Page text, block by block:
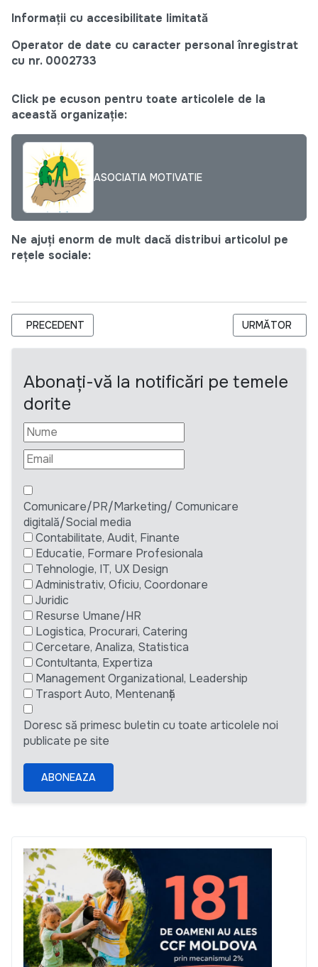
Informații cu accesibilitate limitată
Operator de date cu caracter personal înregistrat
cu nr. 0002733
Click pe ecuson pentru toate articolele de la
această organizație:
ASOCIATIA MOTIVATIE
Ne ajuți enorm de mult dacă distribui articolul pe
rețele sociale:
ARTICOL PRECEDENT: REPETAT: TERMENI DE REFERINȚĂ
PRECEDENT ARTICOLUL
URMĂTOR
Abonați-vă la notificări pe temele
dorite
Comunicare/PR/Marketing/ Comunicare
digitală/Social media
Contabilitate, Audit, Finante
Educatie, Formare Profesionala
Tehnologie, IT, UX Design
Administrativ, Oficiu, Coordonare
Juridic
Resurse Umane/HR
Logistica, Procurari, Catering
Cercetare, Analiza, Statistica
Contultanta, Expertiza
Management Organizational, Leadership
Trasport Auto, Mentenanță
Doresc să primesc buletin cu toate articolele noi
publicate pe site
ABONEAZA